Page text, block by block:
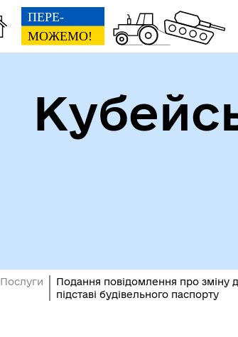
Допомога
Послуги
Подання повідомлення про зміну
підставі будівельного паспорту